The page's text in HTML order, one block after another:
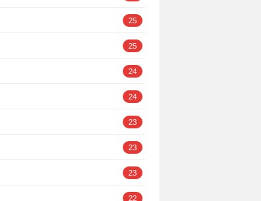
25
25
24
24
23
23
23
22